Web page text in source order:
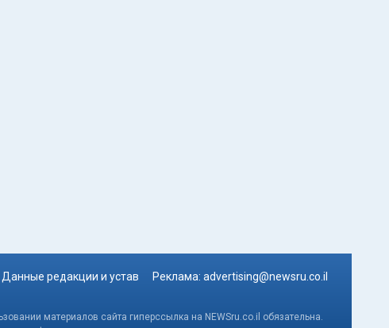
Данные редакции и устав Реклама: advertising@newsru.co.il
материалов сайта гиперссылка на NEWSru.co.il обязательна.